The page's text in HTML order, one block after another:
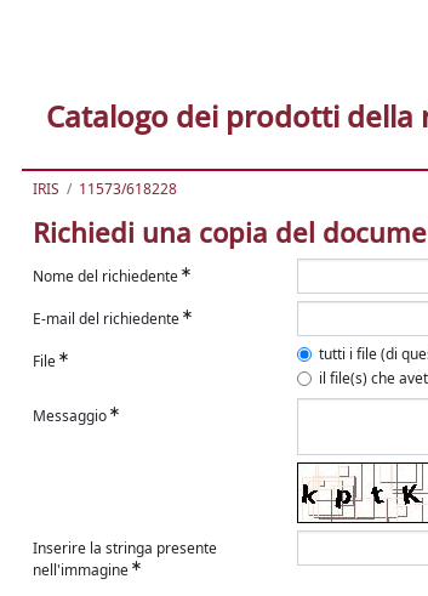
Catalogo dei prodotti della
IRIS 11573/618228
Richiedi una copia del
Nome del richiedente
E-mail del richiedente
File
tutti i file (di
il file(s) che
Messaggio
Inserire la stringa presente
nell'immagine